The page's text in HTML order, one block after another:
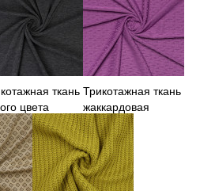
ткань
цвета
Трикотажная ткань
жаккардовая
сиреневого цвета